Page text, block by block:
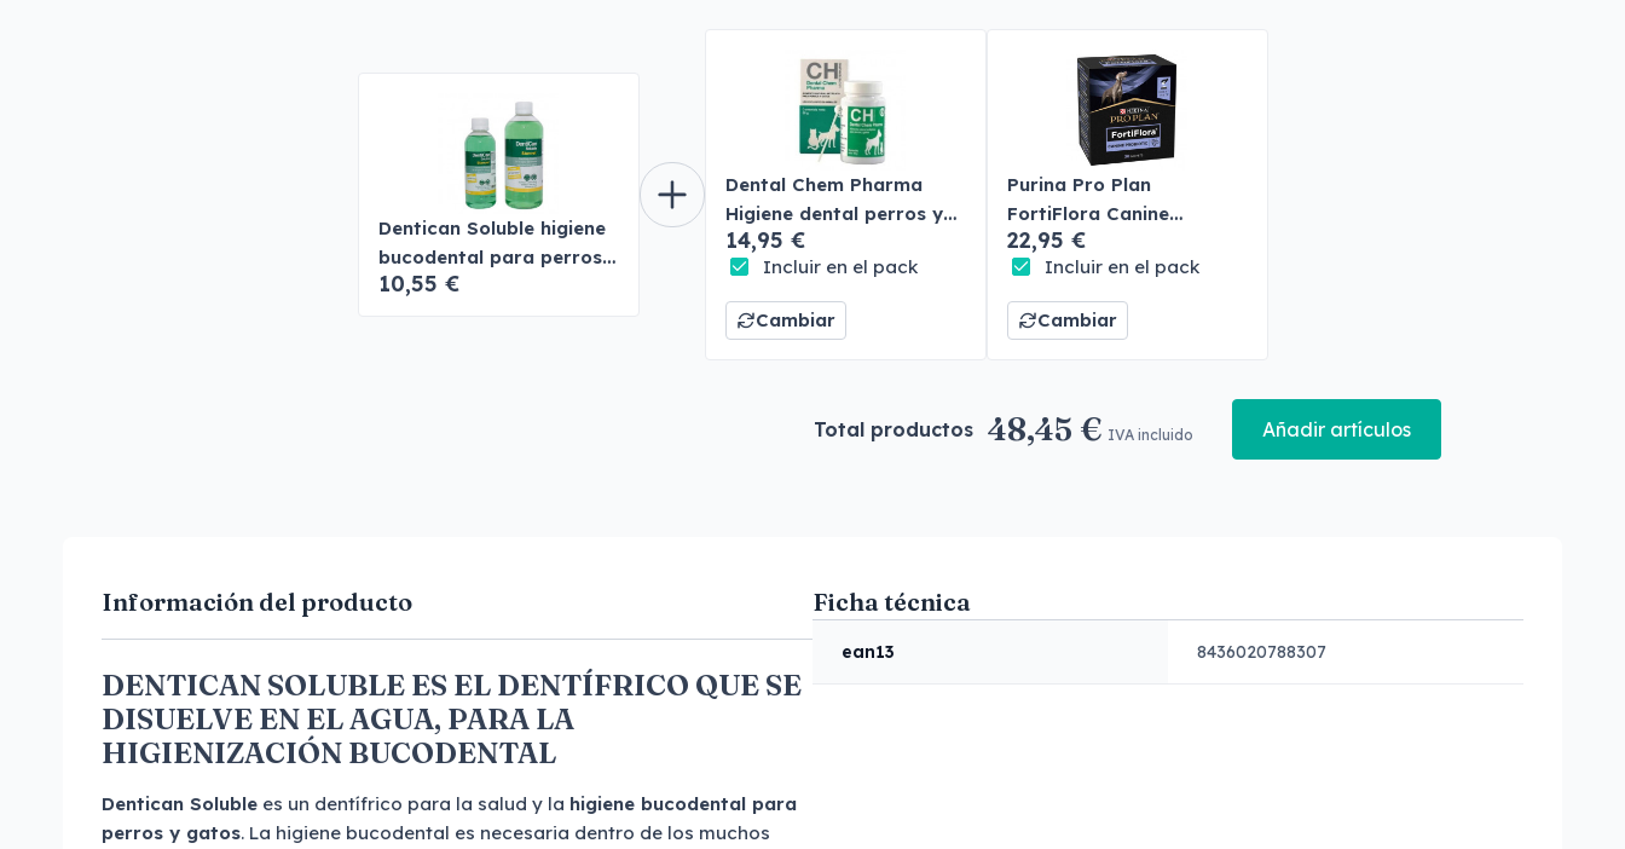
Dentican Soluble higiene
bucodental para perros y
gatos
10,55 €
Dental Chem Pharma
Higiene dental perros y
gatos
14,95 €
Incluir en el pack
Cambiar
Purina Pro Plan
FortiFlora Canine
Probiotic
22,95 €
Incluir en el pack
Cambiar
Total productos 48,45 € IVA incluido Añadir artículos
Información del producto
DENTICAN SOLUBLE ES EL DENTÍFRICO QUE SE
DISUELVE EN EL AGUA, PARA LA
HIGIENIZACIÓN BUCODENTAL
Dentican Soluble es un dentífrico para la salud y la higiene bucodental para
perros y gatos. La higiene bucodental es necesaria dentro de los muchos
Ficha técnica
ean13 8436020788307